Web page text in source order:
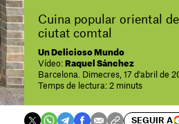
Cuina popular oriental
ciutat comtal
Un Delicioso Mundo
Vídeo: Raquel Sánchez
Barcelona. Dimecres, 17 d'abril de
Temps de lectura: 2 minuts
SEGUIR A